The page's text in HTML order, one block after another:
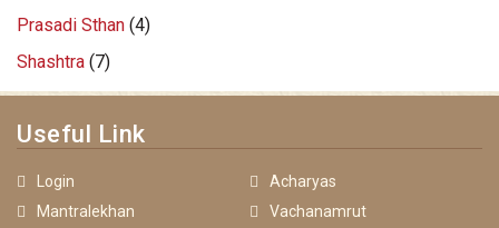
Prasadi Sthan (4)
Shashtra (7)
Useful Link
Login
Acharyas
Mantralekhan
Vachanamrut